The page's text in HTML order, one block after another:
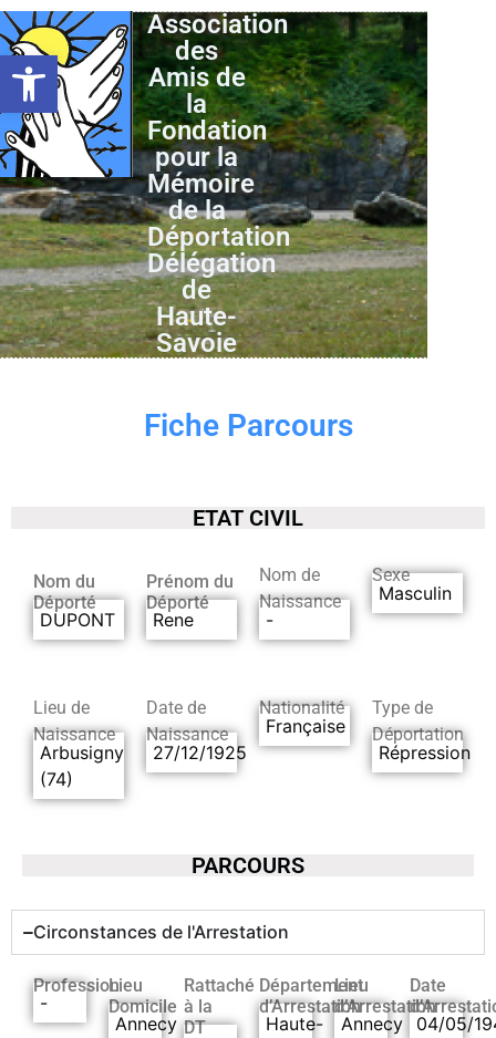
Ouvrir la barre d’outils
Association
des
Amis de
la
Fondation
pour la
Mémoire
de la
Déportation
Délégation
de
Haute-
Savoie
Fiche Parcours
ETAT CIVIL
Nom du
Déporté
DUPONT
Prénom du
Déporté
Rene
Nom de
Naissance
-
Sexe
Masculin
Lieu de
Naissance
Arbusigny
(74)
Date de
Naissance
27/12/1925
Nationalité
Française
Type de
Déportation
Répression
PARCOURS
Circonstances de l'Arrestation
Profession
-
Lieu
Domicile
Annecy
Rattaché
à la
DT
Département
d’Arrestation
Haute-
Lieu
d’Arrestation
Annecy
Date
04/05/